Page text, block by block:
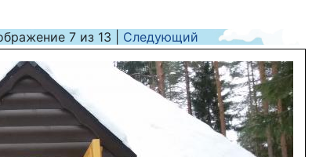
7из 13 Следующий